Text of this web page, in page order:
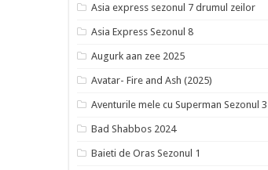
Asia express sezonul 7 drumul zeilor
Asia Express Sezonul 8
Augurk aan zee 2025
Avatar- Fire and Ash (2025)
Aventurile mele cu Superman Sezonul 3
Bad Shabbos 2024
Baieti de Oras Sezonul 1